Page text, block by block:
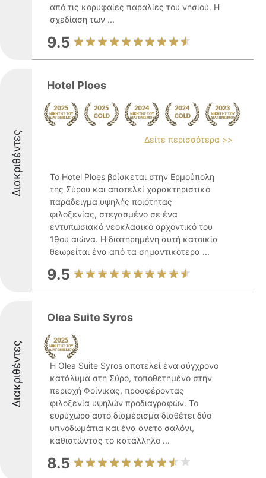
από τις κορυφαίες παραλίες του νησιού. Η
σχεδίαση των ...
9.5
Διακριθέντες
Hotel Ploes
Δείτε περισσότερα >>
Το Hotel Ploes βρίσκεται στην Ερμούπολη
της Σύρου και αποτελεί χαρακτηριστικό
παράδειγμα υψηλής ποιότητας
φιλοξενίας, στεγασμένο σε ένα
εντυπωσιακό νεοκλασικό αρχοντικό του
19ου αιώνα. Η διατηρημένη αυτή κατοικία
θεωρείται ένα από τα σημαντικότερα ...
9.5
Διακριθέντες
Olea Suite Syros
Η Olea Suite Syros αποτελεί ένα σύγχρονο
κατάλυμα στη Σύρο, τοποθετημένο στην
περιοχή Φοίνικας, προσφέροντας
φιλοξενία υψηλών προδιαγραφών. Το
ευρύχωρο αυτό διαμέρισμα διαθέτει δύο
υπνοδωμάτια και ένα άνετο σαλόνι,
καθιστώντας το κατάλληλο ...
8.5